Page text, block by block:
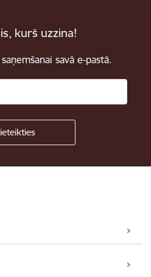
kurš uzzina!
savā e-pastā.